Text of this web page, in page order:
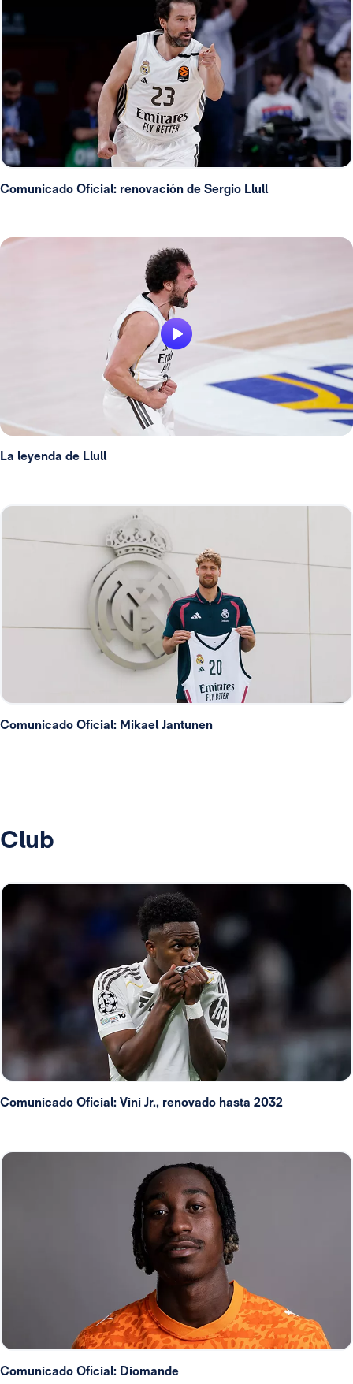
Comunicado Oficial: renovación de Sergio Llull
La leyenda de Llull
Comunicado Oficial: Mikael Jantunen
Club
Comunicado Oficial: Vini Jr., renovado hasta 2032
Comunicado Oficial: Diomande